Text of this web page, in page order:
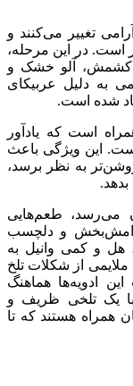
تغییر می‌کنند و
است. در این مرحله،
کشمش، آلو خشک و
به دلیل عربیکای
شده است.
است که یادآور
این ویژگی باعث
به نظر برسد،
می‌رسد، طعم‌هایی
و دلچسب
هل و کمی وانیل به
از شکلات تلخ
ادویه‌ها هماهنگ
یک تلخی ظریف و
همراه هستند که تا